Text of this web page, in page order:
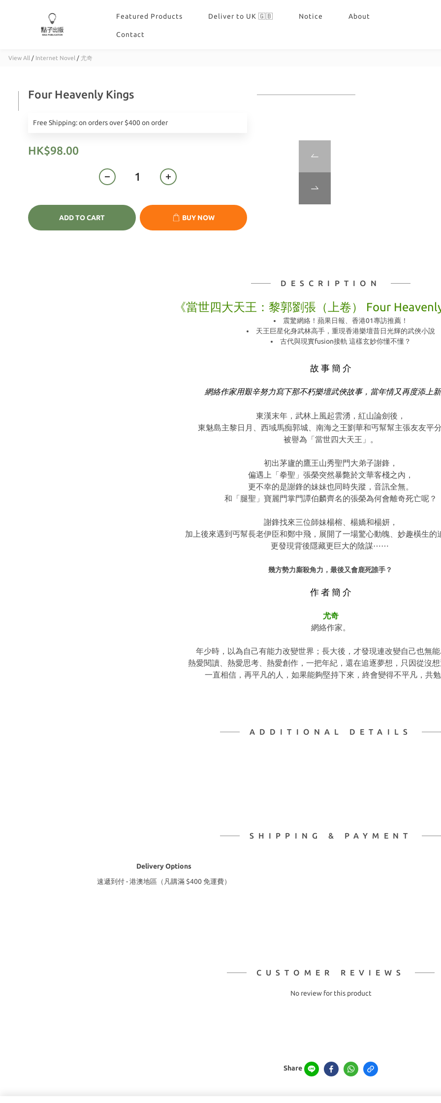
Featured Products Deliver to UK 🇬🇧 Notice About
Contact
View All / Internet Novel / 尤奇
Four Heavenly Kings
Free Shipping: on orders over $400 on order
HK$98.00
ADD TO CART BUY NOW
DESCRIPTION
《當世四大天王：黎郭劉張（上卷） Four
震驚網絡！蘋果日報、香港01專訪推薦！
天王巨星化身武林高手，重現香港樂壇昔日光輝的武俠小說
古代與現實fusion接軌 這樣玄妙你懂不懂？
故 事 簡 介
網絡作家用艱辛努力寫下那不朽樂壇武俠故事，當年情又再度添上新
東漢末年，武林上風起雲湧，紅山論劍後，
東魅島主黎日月、西域馬痴郭城、南海之王劉華和丐幫幫主張友友平分
被譽為「當世四大天王」。
初出茅廬的鷹王山秀聖門大弟子謝鋒，
偏遇上「拳聖」張榮突然暴斃於文華客棧之內，
更不幸的是謝鋒的妹妹也同時失蹤， 音訊全無。
和「腿聖」寶麗門掌門譚伯麟齊名的張榮為何會離奇死亡呢？
謝鋒找來三位師妹楊榕、楊嬌和楊妍，
加上後來遇到丐幫長老伊臣和鄭中飛，展開了一場驚心動魄、妙趣橫生的
更發現背後隱藏更巨大的陰謀⋯⋯
幾方勢力廝殺角力，最後又會鹿死誰手？
作 者 簡 介
尤奇
網絡作家。
年少時，以為自己有能力改變世界；長大後，才發現連改變自己也無能
熱愛閱讀、熱愛思考、熱愛創作，一把年紀，還在追逐夢想，只因從沒想
一直相信，再平凡的人，如果能夠堅持下來，終會變得不平凡，共勉
ADDITIONAL DETAILS
SHIPPING & PAYMENT
Delivery Options
速遞到付 - 港澳地區（凡購滿 $400 免運費）
CUSTOMER REVIEWS
No review for this product
Share